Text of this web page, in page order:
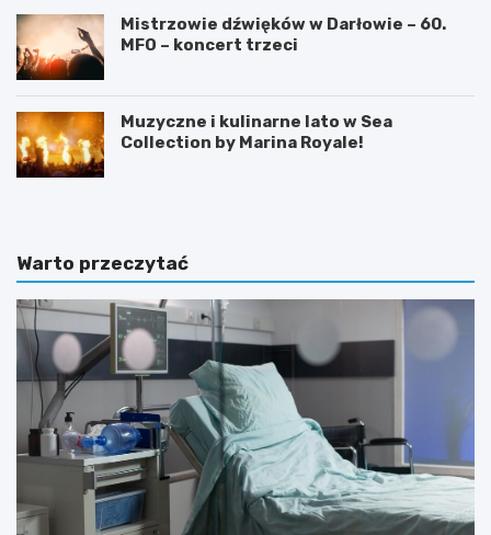
Mistrzowie dźwięków w Darłowie – 60.
MFO – koncert trzeci
Muzyczne i kulinarne lato w Sea
Collection by Marina Royale!
Warto przeczytać